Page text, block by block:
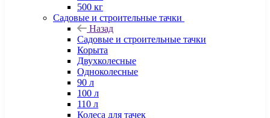
500 кг
Садовые и строительные тачки
Назад
Садовые и строительные тачки
Корыта
Двухколесные
Одноколесные
90 л
100 л
110 л
Колеса для тачек